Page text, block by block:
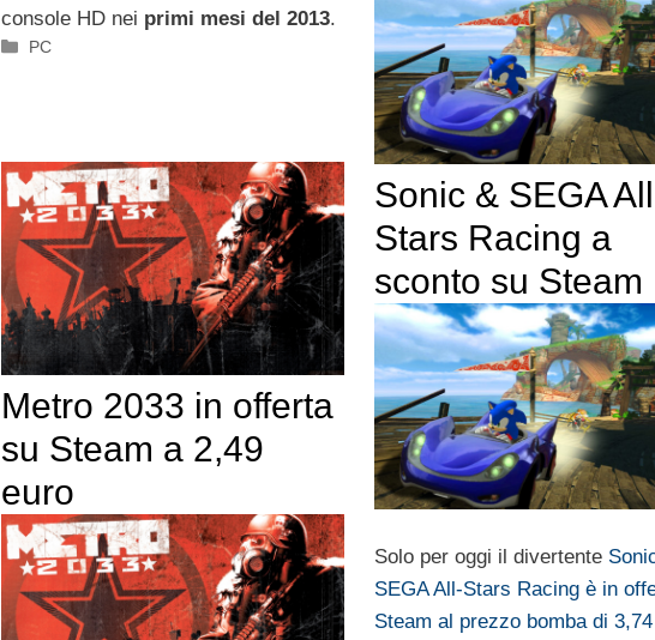
console HD nei primi mesi del 2013.
Categorie
PC
Sonic & SEGA
Stars Racing a
sconto su Steam
Solo per oggi il divertente
SEGA All-Stars Racing è in
Steam al prezzo bomba di
Metro 2033 in offerta
su Steam a 2,49
euro